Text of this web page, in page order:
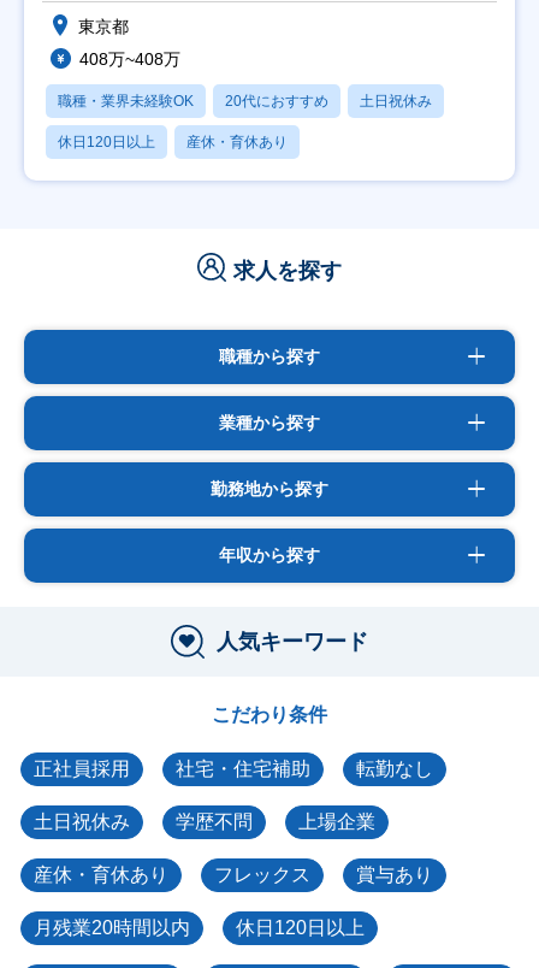
東京都
408万~408万
職種・業界未経験OK 20代におすすめ 土日祝休み
休日120日以上 産休・育休あり
求人を探す
職種から探す
業種から探す
勤務地から探す
年収から探す
人気キーワード
こだわり条件
正社員採用 社宅・住宅補助 転勤なし
土日祝休み 学歴不問 上場企業
産休・育休あり フレックス 賞与あり
月残業20時間以内 休日120日以上